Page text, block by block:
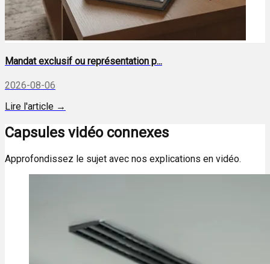
Mandat exclusif ou représentation p...
2026-08-06
Lire l'article →
Capsules vidéo connexes
Approfondissez le sujet avec nos explications en vidéo.